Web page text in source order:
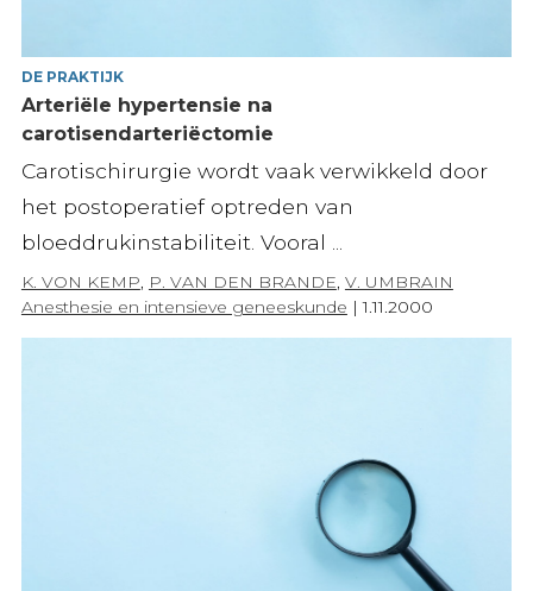
DE PRAKTIJK
Arteriële hypertensie na
carotisendarteriëctomie
Carotischirurgie wordt vaak verwikkeld door
het postoperatief optreden van
bloeddrukinstabiliteit. Vooral ...
K. VON KEMP, P. VAN DEN BRANDE, V. UMBRAIN
Anesthesie en intensieve geneeskunde |1.11.2000